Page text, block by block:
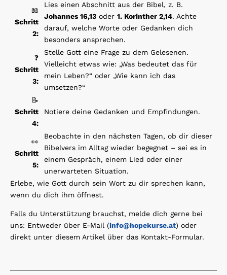
📖
Schritt
2:
Lies einen Abschnitt aus der Bibel, z. B.
Johannes 16,13 oder 1. Korinther 2,14. Achte
darauf, welche Worte oder Gedanken dich
besonders ansprechen.
❓
Schritt
3:
Stelle Gott eine Frage zu dem Gelesenen.
Vielleicht etwas wie: „Was bedeutet das für
mein Leben?“ oder „Wie kann ich das
umsetzen?“
📝
Schritt
4:
Notiere deine Gedanken und Empfindungen.
👀
Schritt
5:
Beobachte in den nächsten Tagen, ob dir dieser
Bibelvers im Alltag wieder begegnet – sei es in
einem Gespräch, einem Lied oder einer
unerwarteten Situation.
Erlebe, wie Gott durch sein Wort zu dir sprechen kann,
wenn du dich ihm öffnest.
Falls du Unterstützung brauchst, melde dich gerne bei
uns: Entweder über E-Mail (info@hopekurse.at) oder
direkt unter diesem Artikel über das Kontakt-Formular.